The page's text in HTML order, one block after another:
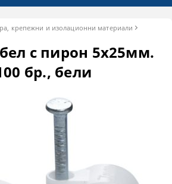
крепежни и изолационни материали
с пирон 5х25мм.
бр., бели